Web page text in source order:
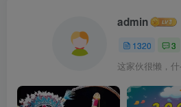
admin
1320 3
这家伙很懒，